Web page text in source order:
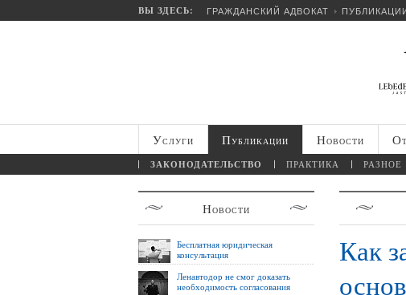
ВЫ ЗДЕСЬ: ГРАЖДАНСКИЙ АДВОКАТ
Услуги Публикации Новости
ЗАКОНОДАТЕЛЬСТВО ПРАКТИКА РАЗНОЕ
Как
Новости
Бесплатная юридическая
консультация
Ленавтодор не смог доказать
необходимость согласования